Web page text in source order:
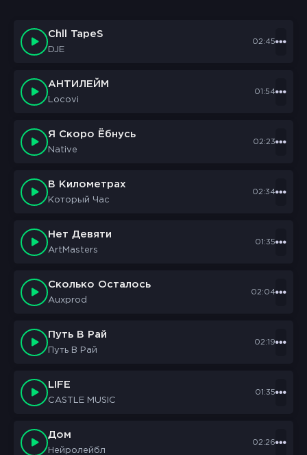
Chll TapeS
DJE
02:45
АНТИЛЕЙМ
Locovi
01:54
Я Скоро Ёбнусь
Native
02:23
В Километрах
Который Час
02:34
Нет Девяти
ArtMasters
01:35
Сколько Осталось
Auxprod
02:04
Путь В Рай
Путь В Рай
02:19
LIFE
CASTLE MUSIC
01:35
Дом
Нейролейбл
02:26